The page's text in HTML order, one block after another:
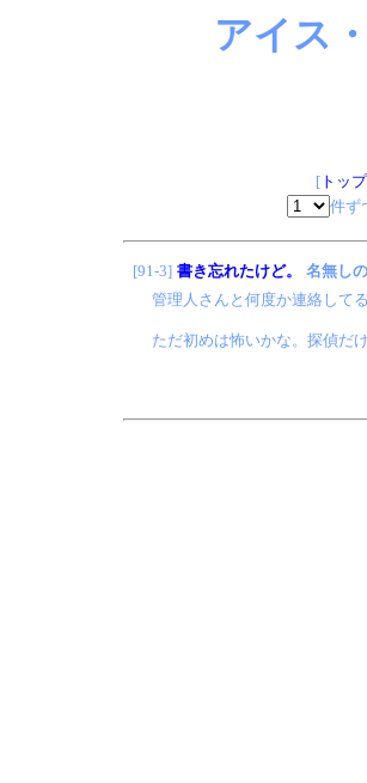
アイス
[トッ
件ず
[91-3] 書き忘れたけど。 名無し
管理人さんと何度か連絡して
ただ初めは怖いかな。探偵だ